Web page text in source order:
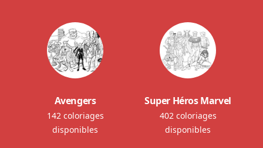
Avengers
142 coloriages
disponibles
Super Héros Marvel
402 coloriages
disponibles